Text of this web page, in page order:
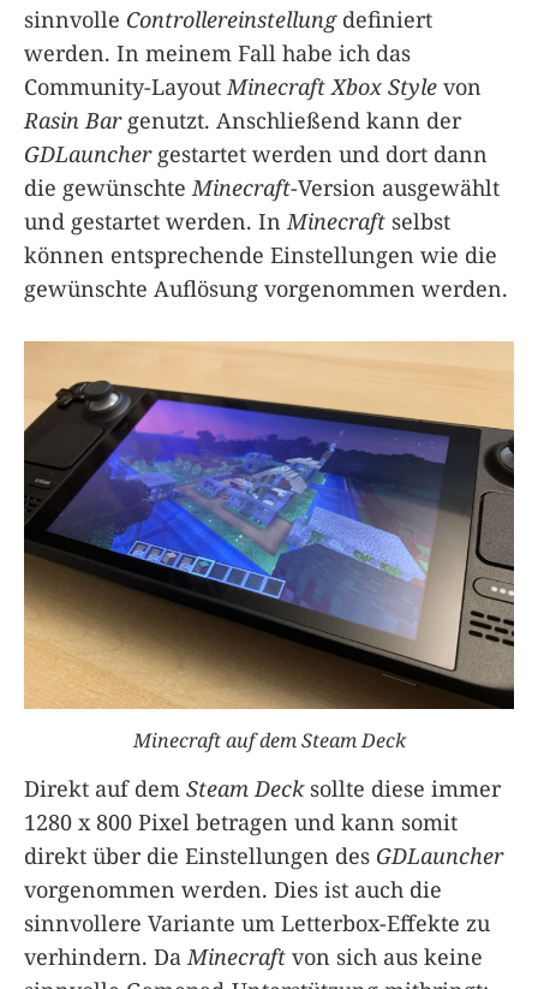
sinnvolle Controllereinstellungdefiniert
werden. In meinem Fall habe ich das
Community-Layout Minecraft Xbox Style von
Rasin Bargenutzt. Anschließend kann der
GDLaunchergestartet werden und dort dann
die gewünschte Minecraft-Version ausgewählt
und gestartet werden. In Minecraft selbst
können entsprechende Einstellungen wie die
gewünschte Auflösung vorgenommen werden.
Minecraft auf dem Steam Deck
Direkt auf dem Steam Decksollte diese immer
1280 x 800 Pixel betragen und kann somit
direkt über die Einstellungen des GDLauncher
vorgenommen werden. Dies ist auch die
sinnvollere Variante um Letterbox-Effekte zu
verhindern. Da Minecraft von sich aus keine